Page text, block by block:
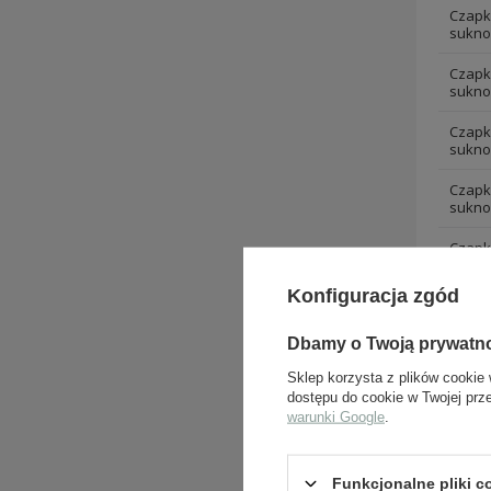
sukno
sukno
sukno
sukno
sukno
Konfiguracja zgód
Dbamy o Twoją
Sklep korzysta z plików cookie
dostępu do cookie w Twojej
warunki Google
Funkcjonalne pliki